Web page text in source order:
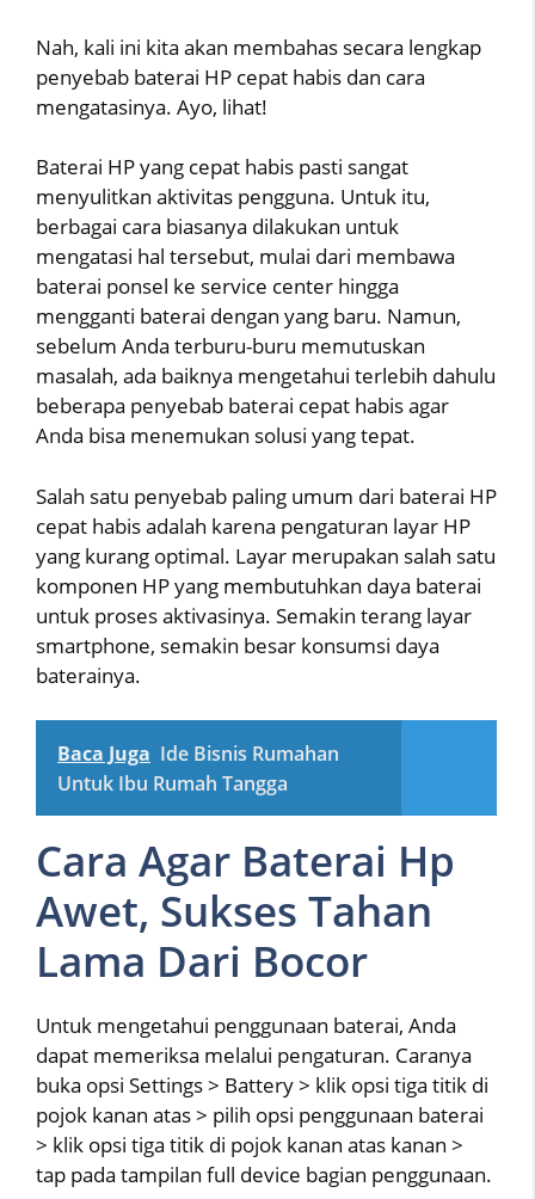
Nah, kali ini kita akan membahas secara lengkap
penyebab baterai HP cepat habis dan cara
mengatasinya. Ayo, lihat!
Baterai HP yang cepat habis pasti sangat
menyulitkan aktivitas pengguna. Untuk itu,
berbagai cara biasanya dilakukan untuk
mengatasi hal tersebut, mulai dari membawa
baterai ponsel ke service center hingga
mengganti baterai dengan yang baru. Namun,
sebelum Anda terburu-buru memutuskan
masalah, ada baiknya mengetahui terlebih dahulu
beberapa penyebab baterai cepat habis agar
Anda bisa menemukan solusi yang tepat.
Salah satu penyebab paling umum dari baterai HP
cepat habis adalah karena pengaturan layar HP
yang kurang optimal. Layar merupakan salah satu
komponen HP yang membutuhkan daya baterai
untuk proses aktivasinya. Semakin terang layar
smartphone, semakin besar konsumsi daya
baterainya.
Baca Juga Ide Bisnis Rumahan
Untuk Ibu Rumah Tangga
Cara Agar Baterai Hp
Awet, Sukses Tahan
Lama Dari Bocor
Untuk mengetahui penggunaan baterai, Anda
dapat memeriksa melalui pengaturan. Caranya
buka opsi Settings > Battery > klik opsi tiga titik di
pojok kanan atas > pilih opsi penggunaan baterai
> klik opsi tiga titik di pojok kanan atas kanan >
tap pada tampilan full device bagian penggunaan.